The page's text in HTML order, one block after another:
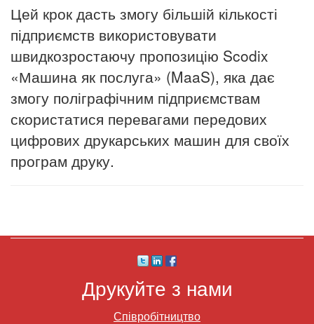
Цей крок дасть змогу більшій кількості
підприємств використовувати
швидкозростаючу пропозицію Scodix
«Машина як послуга» (MaaS), яка дає
змогу поліграфічним підприємствам
скористатися перевагами передових
цифрових друкарських машин для своїх
програм друку.
Друкуйте з нами
Співробітництво